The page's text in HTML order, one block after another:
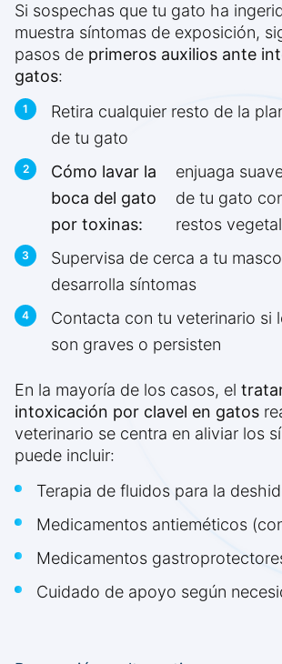
Si sospechas que tu gato ha
muestra síntomas de exposición,
pasos de primeros auxilios ante
gatos:
Retira cualquier resto de la
de tu gato
Cómo lavar la
boca del gato
por toxinas:
enjuaga
de tu gato
restos
Supervisa de cerca a tu
desarrolla síntomas
Contacta con tu veterinario si
son graves o persisten
En la mayoría de los casos, el
intoxicación por clavel en gatos
veterinario se centra en aliviar los
puede incluir:
Terapia de fluidos para la
Medicamentos antieméticos
Medicamentos
Cuidado de apoyo según